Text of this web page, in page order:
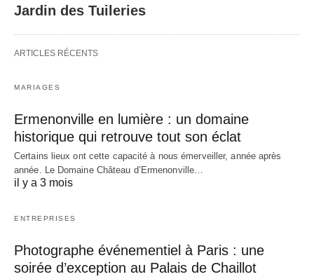
Jardin des Tuileries
ARTICLES RÉCENTS
MARIAGES
Ermenonville en lumière : un domaine
historique qui retrouve tout son éclat
Certains lieux ont cette capacité à nous émerveiller, année après
année. Le Domaine Château d’Ermenonville…
il y a 3 mois
ENTREPRISES
Photographe événementiel à Paris : une
soirée d’exception au Palais de Chaillot